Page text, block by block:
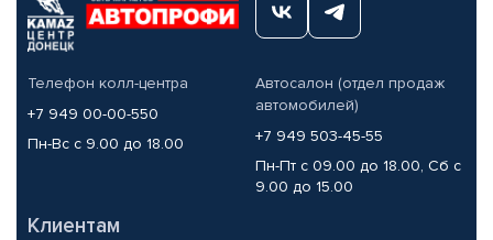
Телефон колл-центра
+7 949 00-00-550
Пн-Вс с 9.00 до 18.00
Автосалон (отдел продаж
автомобилей)
+7 949 503-45-55
Пн-Пт с 09.00 до 18.00, Сб с
9.00 до 15.00
Клиентам